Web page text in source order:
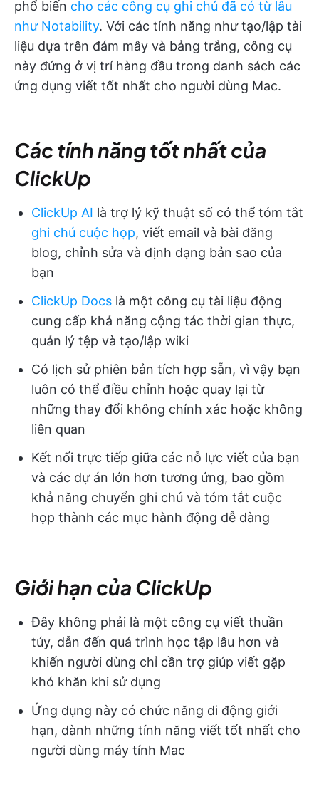
phổ biến cho các công cụ ghi chú đã có từ lâu
như Notability. Với các tính năng như tạo/lập tài
liệu dựa trên đám mây và bảng trắng, công cụ
này đứng ở vị trí hàng đầu trong danh sách các
ứng dụng viết tốt nhất cho người dùng Mac.
Các tính năng tốt nhất của
ClickUp
ClickUp AI là trợ lý kỹ thuật số có thể tóm tắt
ghi chú cuộc họp, viết email và bài đăng
blog, chỉnh sửa và định dạng bản sao của
bạn
ClickUp Docs là một công cụ tài liệu động
cung cấp khả năng cộng tác thời gian thực,
quản lý tệp và tạo/lập wiki
Có lịch sử phiên bản tích hợp sẵn, vì vậy bạn
luôn có thể điều chỉnh hoặc quay lại từ
những thay đổi không chính xác hoặc không
liên quan
Kết nối trực tiếp giữa các nỗ lực viết của bạn
và các dự án lớn hơn tương ứng, bao gồm
khả năng chuyển ghi chú và tóm tắt cuộc
họp thành các mục hành động dễ dàng
Giới hạn của ClickUp
Đây không phải là một công cụ viết thuần
túy, dẫn đến quá trình học tập lâu hơn và
khiến người dùng chỉ cần trợ giúp viết gặp
khó khăn khi sử dụng
Ứng dụng này có chức năng di động giới
hạn, dành những tính năng viết tốt nhất cho
người dùng máy tính Mac